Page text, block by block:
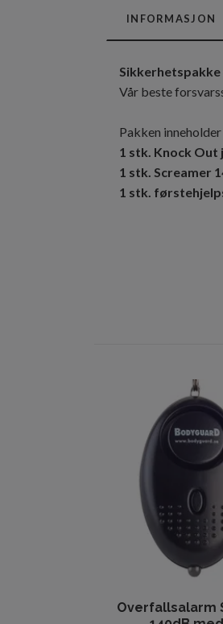
INFORMASJON
Sikkerhetspakke
Vår beste
Pakken
1 stk. Knock
1 stk. Screamer
1 stk.
Overfallsalarm